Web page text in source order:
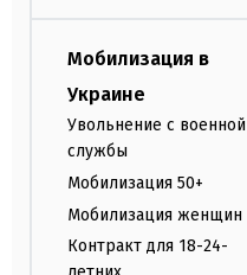
Мобилизация в
Украине
Увольнение с военной
службы
Мобилизация 50+
Мобилизация женщин
Контракт для 18-24-